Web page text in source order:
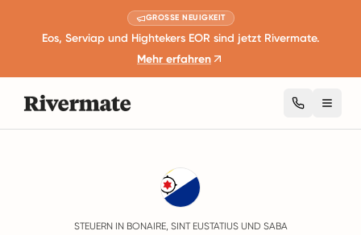
GROSSE NEUIGKEIT
Eos, Serviap und Hightekers EOR sind jetzt Rivermate.
Mehr erfahren
STEUERN IN BONAIRE, SINT EUSTATIUS UND SABA